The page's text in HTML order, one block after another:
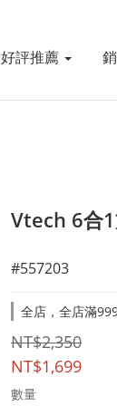
好評推薦
Vtech 6合
#557203
全店，全店滿
NT$2,350
NT$1,699
數量